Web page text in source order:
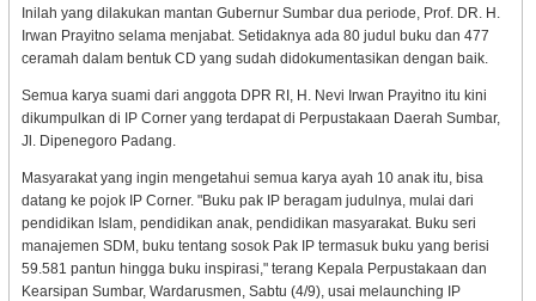
Inilah yang dilakukan mantan Gubernur Sumbar dua periode, Prof. DR. H.
Irwan Prayitno selama menjabat. Setidaknya ada 80 judul buku dan 477
ceramah dalam bentuk CD yang sudah didokumentasikan dengan baik.
Semua karya suami dari anggota DPR RI, H. Nevi Irwan Prayitno itu kini
dikumpulkan di IP Corner yang terdapat di Perpustakaan Daerah Sumbar,
Jl. Dipenegoro Padang.
Masyarakat yang ingin mengetahui semua karya ayah 10 anak itu, bisa
datang ke pojok IP Corner. "Buku pak IP beragam judulnya, mulai dari
pendidikan Islam, pendidikan anak, pendidikan masyarakat. Buku seri
manajemen SDM, buku tentang sosok Pak IP termasuk buku yang berisi
59.581 pantun hingga buku inspirasi," terang Kepala Perpustakaan dan
Kearsipan Sumbar, Wardarusmen, Sabtu (4/9), usai melaunching IP